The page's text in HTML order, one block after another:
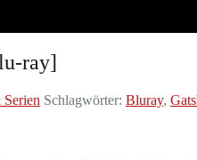
ray]
Schlagwörter: Bluray,